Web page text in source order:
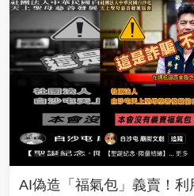
AI偽造「福氣包」義賣！